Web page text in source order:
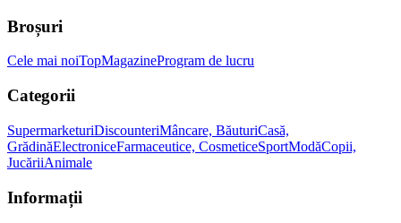
Broșuri
Cele mai noiTopMagazineProgram de lucru
Categorii
SupermarketuriDiscounteriMâncare, BăuturiCasă,
GrădinăElectroniceFarmaceutice, CosmeticeSportModăCopii,
JucăriiAnimale
Informații